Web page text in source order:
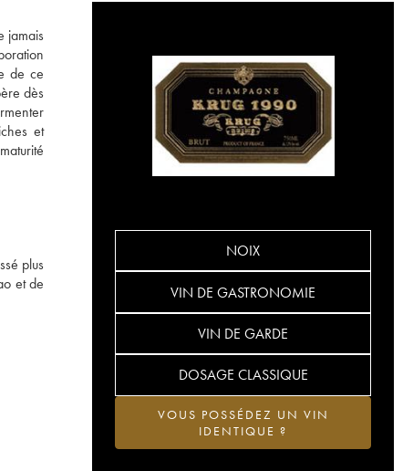
jamais
de ce
dès
et
plus
et de
NOIX
VIN DE GASTRONOMIE
VIN DE GARDE
DOSAGE CLASSIQUE
VOUS POSSÉDEZ UN VIN
IDENTIQUE ?